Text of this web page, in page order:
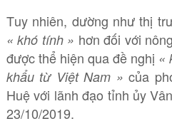
Tuy nhiên, dường như thị
« khó tính » hơn đối với
được thể hiện qua đề nghị «
khẩu từ Việt Nam » của
Huệ với lãnh đạo tỉnh ủy
23/10/2019.